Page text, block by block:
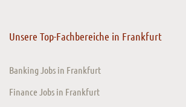
Unsere Top-Fachbereiche in Frankfurt
Banking Jobs in Frankfurt
Finance Jobs in Frankfurt